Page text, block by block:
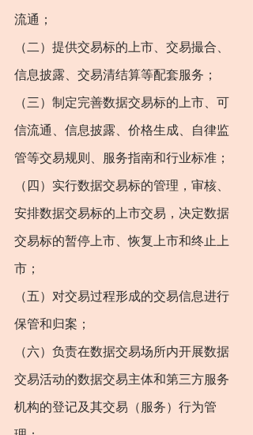
流通；
（二）提供交易标的上市、交易撮合、
信息披露、交易清结算等配套服务；
（三）制定完善数据交易标的上市、可
信流通、信息披露、价格生成、自律监
管等交易规则、服务指南和行业标准；
（四）实行数据交易标的管理，审核、
安排数据交易标的上市交易，决定数据
交易标的暂停上市、恢复上市和终止上
市；
（五）对交易过程形成的交易信息进行
保管和归案；
（六）负责在数据交易场所内开展数据
交易活动的数据交易主体和第三方服务
机构的登记及其交易（服务）行为管